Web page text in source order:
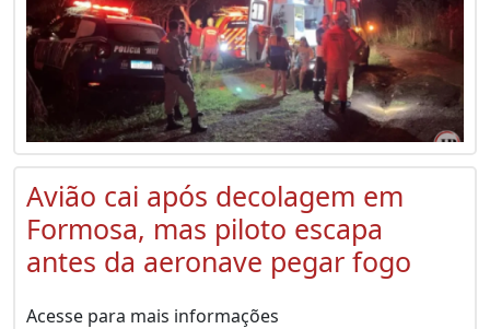
Avião cai após decolagem em
Formosa, mas piloto escapa
antes da aeronave pegar fogo
Acesse para mais informações